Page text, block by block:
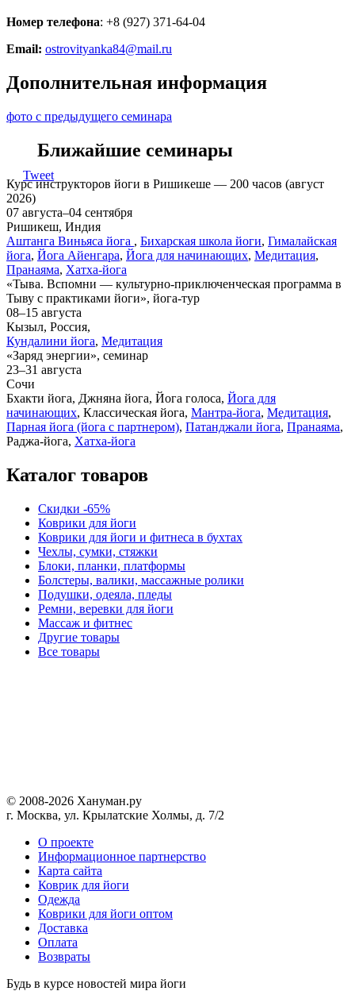
Номер телефона: +8 (927) 371-64-04
Email: ostrovityanka84@mail.ru
Дополнительная информация
фото с предыдущего семинара
Tweet
Ближайшие семинары
Курс инструкторов йоги в Ришикеше — 200 часов (август
2026)
07 августа–04 сентября
Ришикеш, Индия
Аштанга Виньяса йога , Бихарская школа йоги, Гималайская
йога, Йога Айенгара, Йога для начинающих, Медитация,
Пранаяма, Хатха-йога
«Тыва. Вспомни — культурно-приключенческая программа в
Тыву с практиками йоги», йога-тур
08–15 августа
Кызыл, Россия,
Кундалини йога, Медитация
«Заряд энергии», семинар
23–31 августа
Сочи
Бхакти йога, Джняна йога, Йога голоса, Йога для
начинающих, Классическая йога, Мантра-йога, Медитация,
Парная йога (йога с партнером), Патанджали йога, Пранаяма,
Раджа-йога, Хатха-йога
Каталог товаров
Скидки -65%
Коврики для йоги
Коврики для йоги и фитнеса в бухтах
Чехлы, сумки, стяжки
Блоки, планки, платформы
Болстеры, валики, массажные ролики
Подушки, одеяла, пледы
Ремни, веревки для йоги
Массаж и фитнес
Другие товары
Все товары
© 2008-2026 Хануман.ру
г. Москва, ул. Крылатские Холмы, д. 7/2
O проекте
Информационное партнерство
Карта сайта
Коврик для йоги
Одежда
Коврики для йоги оптом
Доставка
Оплата
Возвраты
Будь в курсе новостей мира йоги